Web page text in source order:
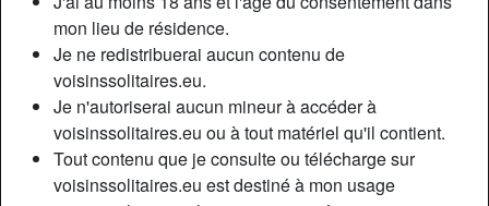
mon lieu de résidence.
Je ne redistribuerai aucun contenu de
voisinssolitaires.eu.
Je n'autoriserai aucun mineur à accéder à
voisinssolitaires.eu ou à tout matériel qu'il contient.
Tout contenu que je consulte ou télécharge sur
voisinssolitaires.eu est destiné à mon usage
Nickname:
MHeleneR
Âge:
63
Pays:
France